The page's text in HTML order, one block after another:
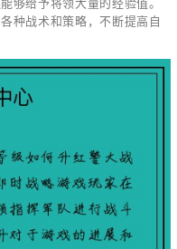
够给予将领大量的经验值。
种战术和策略，不断提高自